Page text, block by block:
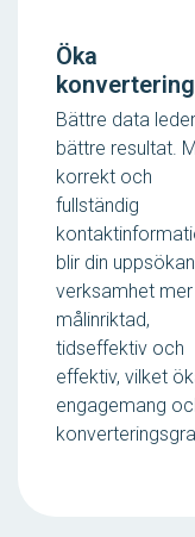
Öka
Bättre data
bättre resultat.
korrekt och
fullständig
blir din
verksamhet mer
målinriktad,
tidseffektiv och
effektiv, vilket
engagemang